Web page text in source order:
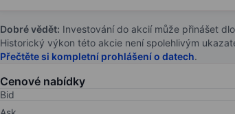
Dobré vědět: Investování do akcií může přinášet
Historický výkon této akcie není spolehlivým
Přečtěte si kompletní prohlášení o datech.
Cenové nabídky
Bid